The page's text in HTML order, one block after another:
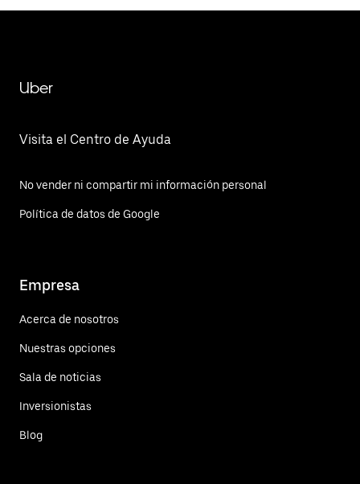
Uber
Visita el Centro de Ayuda
No vender ni compartir mi información personal
Política de datos de Google
Empresa
Acerca de nosotros
Nuestras opciones
Sala de noticias
Inversionistas
Blog